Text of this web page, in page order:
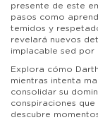
presente de este
pasos como
temidos y
revelará nuevos
implacable sed por
Explora cómo
mientras intenta
consolidar su
conspiraciones
descubre